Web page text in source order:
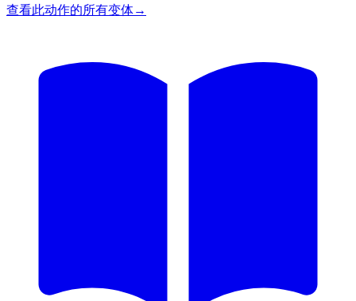
查看此动作的所有变体→